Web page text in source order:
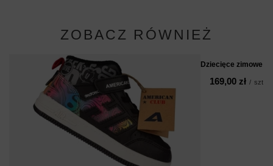
ZOBACZ RÓWNIEŻ
Dziecięce zimowe
169,00 zł / szt.